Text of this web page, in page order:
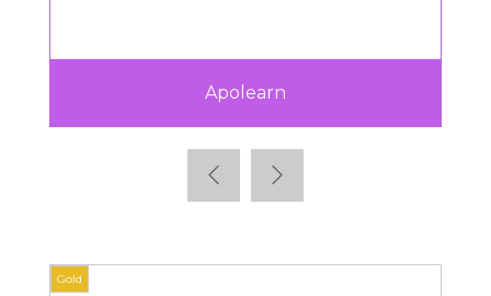
Apolearn
Gold